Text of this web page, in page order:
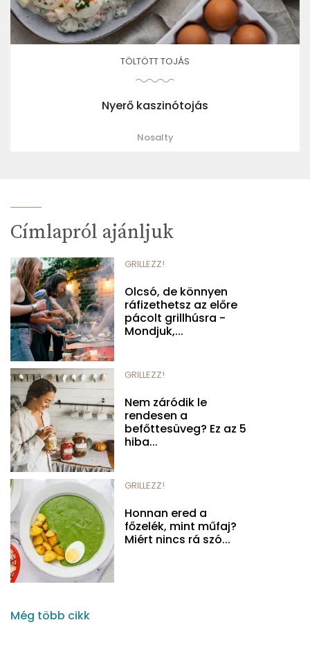
TÖLTÖTT TOJÁS
Nyerő kaszinótojás
Nosalty
Címlapról ajánljuk
GRILLEZZ!
Olcsó, de könnyen
ráfizethetsz az előre
pácolt grillhúsra -
Mondjuk,...
GRILLEZZ!
Nem záródik le
rendesen a
befőttesüveg? Ez az 5
hiba...
GRILLEZZ!
Honnan ered a
főzelék, mint műfaj?
Miért nincs rá szó...
Még több cikk